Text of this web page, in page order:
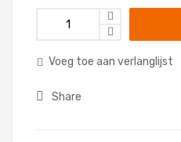
Voeg toe aan verlanglijst
Share